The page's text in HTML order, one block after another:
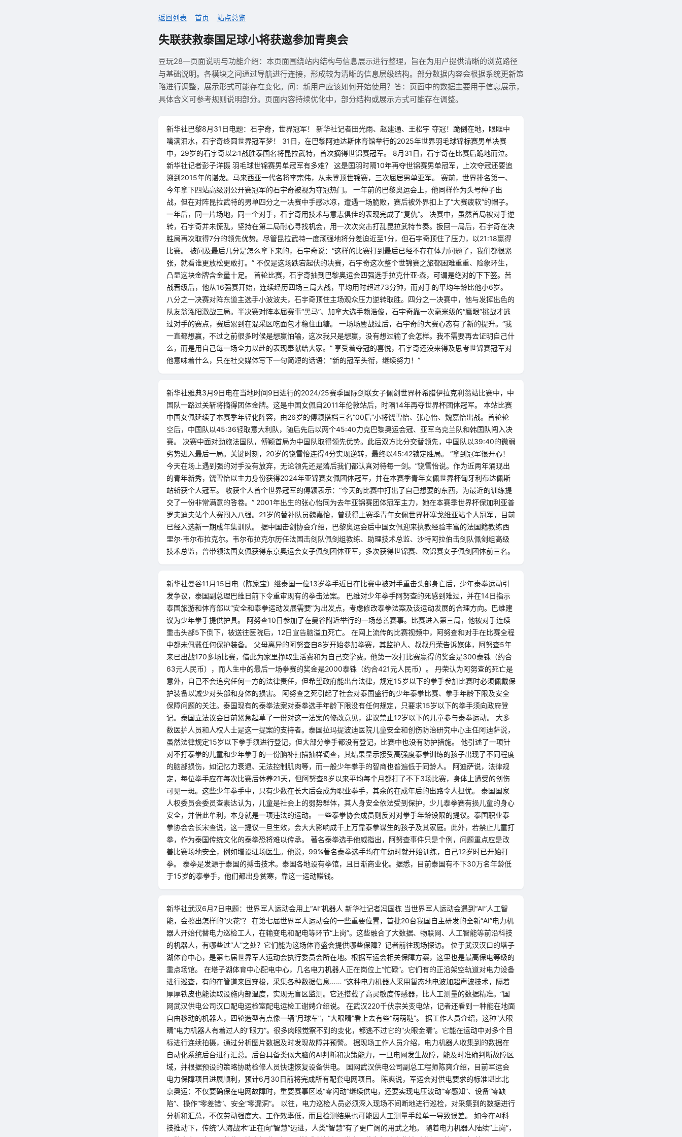
返回列表 首页 站点总览
失联获救泰国足球小将获邀参加青奥会
豆玩28—页面说明与功能介绍：本页面围绕站内结构与信息展示进行整理，旨在为用户提供清晰的浏览路径
与基础说明。各模块之间通过导航进行连接，形成较为清晰的信息层级结构。部分数据内容会根据系统更新策
略进行调整，展示形式可能存在变化。问：新用户应该如何开始使用？答：页面中的数据主要用于信息展示，
具体含义可参考规则说明部分。页面内容持续优化中，部分结构或展示方式可能存在调整。
新华社巴黎8月31日电题：石宇奇，世界冠军！ 新华社记者田光雨、赵建通、王松宇 夺冠！跪倒在地，眼眶中
噙满泪水，石宇奇终圆世界冠军梦！ 31日，在巴黎阿迪达斯体育馆举行的2025年世界羽毛球锦标赛男单决赛
中，29岁的石宇奇以2:1战胜泰国名将昆拉武特，首次摘得世锦赛冠军。 8月31日，石宇奇在比赛后跪地而泣。
新华社记者彭子洋摄 羽毛球世锦赛男单冠军有多难？ 这是国羽时隔10年再夺世锦赛男单冠军，上次夺冠还要追
溯到2015年的谌龙。马来西亚一代名将李宗伟，从未登顶世锦赛，三次屈居男单亚军。 赛前，世界排名第一、
今年拿下四站高级别公开赛冠军的石宇奇被视为夺冠热门。 一年前的巴黎奥运会上，他同样作为头号种子出
战，但在对阵昆拉武特的男单四分之一决赛中手感冰凉，遭遇一场脆败，赛后被外界扣上了“大赛疲软”的帽子。
一年后，同一片场地，同一个对手，石宇奇用技术与意志俱佳的表现完成了“复仇”。 决赛中，虽然首局被对手逆
转，石宇奇并未慌乱，坚持在第二局耐心寻找机会，用一次次突击打乱昆拉武特节奏。扳回一局后，石宇奇在决
胜局再次取得7分的领先优势。尽管昆拉武特一度顽强地将分差迫近至1分，但石宇奇顶住了压力，以21:18赢得
比赛。 被问及最后几分是怎么拿下来的，石宇奇说：“这样的比赛打到最后已经不存在体力问题了，我们都很紧
张，就看谁更放松更敢打。” 不仅是这场跌宕起伏的决赛，石宇奇这次整个世锦赛之旅都困难重重、险象环生，
凸显这块金牌含金量十足。 首轮比赛，石宇奇抽到巴黎奥运会四强选手拉克什亚·森，可谓是绝对的下下签。苦
战晋级后，他从16强赛开始，连续经历四场三局大战，平均用时超过73分钟，而对手的平均年龄比他小6岁。
八分之一决赛对阵东道主选手小波波夫，石宇奇顶住主场观众压力逆转取胜。四分之一决赛中，他与发挥出色的
队友翁泓阳激战三局。半决赛对阵本届赛事“黑马”、加拿大选手赖浩俊，石宇奇靠一次毫米级的“鹰眼”挑战才逃
过对手的赛点，赛后累到在混采区吃面包才稳住血糖。 一场场鏖战过后，石宇奇的大赛心态有了新的提升。“我
一直都想赢，不过之前很多时候是想赢怕输，这次我只是想赢，没有想过输了会怎样。我不需要再去证明自己什
么，而是用自己每一场全力以赴的表现奉献给大家。” 享受着夺冠的喜悦，石宇奇还没来得及思考世锦赛冠军对
他意味着什么，只在社交媒体写下一句简短的话语：“新的冠军头衔，继续努力！”
新华社雅典3月9日电在当地时间9日进行的2024/25赛季国际剑联女子佩剑世界杯希腊伊拉克利翁站比赛中，中
国队一路过关斩将摘得团体金牌。这是中国女佩自2011年伦敦站后，时隔14年再夺世界杯团体冠军。 本站比赛
中国女佩延续了本赛季年轻化阵容，由26岁的傅颖搭档三名“00后”小将饶雪怡、张心怡、魏嘉怡出战。首轮轮
空后，中国队以45:36轻取意大利队，随后先后以两个45:40力克巴黎奥运会冠、亚军乌克兰队和韩国队闯入决
赛。 决赛中面对劲旅法国队，傅颖首局为中国队取得领先优势。此后双方比分交替领先，中国队以39:40的微弱
劣势进入最后一局。关键时刻，20岁的饶雪怡连得4分实现逆转，最终以45:42锁定胜局。 “拿到冠军很开心！
今天在场上遇到强的对手没有放弃，无论领先还是落后我们都认真对待每一剑。”饶雪怡说。作为近两年涌现出
的青年新秀，饶雪怡以主力身份获得2024年亚锦赛女佩团体冠军，并在本赛季青年女佩世界杯匈牙利布达佩斯
站斩获个人冠军。 收获个人首个世界冠军的傅颖表示：“今天的比赛中打出了自己想要的东西，为最近的训练提
交了一份非常满意的答卷。” 2001年出生的张心怡同为去年亚锦赛团体冠军主力，她在本赛季世界杯保加利亚普
罗夫迪夫站个人赛闯入八强。21岁的替补队员魏嘉怡，曾获得上赛季青年女佩世界杯塞戈维亚站个人冠军，目前
已经入选新一期成年集训队。 据中国击剑协会介绍，巴黎奥运会后中国女佩迎来执教经验丰富的法国籍教练西
里尔·韦尔布拉克尔。韦尔布拉克尔历任法国击剑队佩剑组教练、助理技术总监、沙特阿拉伯击剑队佩剑组高级
技术总监，曾带领法国女佩获得东京奥运会女子佩剑团体亚军，多次获得世锦赛、欧锦赛女子佩剑团体前三名。
新华社曼谷11月15日电（陈家宝）继泰国一位13岁拳手近日在比赛中被对手重击头部身亡后，少年泰拳运动引
发争议，泰国副总理巴维日前下令重审现有的拳击法案。 巴维对少年拳手阿努查的死感到难过，并在14日指示
泰国旅游和体育部以“安全和泰拳运动发展需要”为出发点，考虑修改泰拳法案及该运动发展的合理方向。巴维建
议为少年拳手提供护具。 阿努查10日参加了在曼谷附近举行的一场慈善赛事。比赛进入第三局，他被对手连续
重击头部5下倒下，被送往医院后，12日宣告脑溢血死亡。 在网上流传的比赛视频中，阿努查和对手在比赛全程
中都未佩戴任何保护装备。 父母离异的阿努查自8岁开始参加拳赛，其监护人、叔叔丹荣告诉媒体，阿努查5年
来已出战170多场比赛，借此为家里挣取生活费和为自己交学费。他第一次打比赛赢得的奖金是300泰铢（约合
63元人民币），而人生中的最后一场拳赛的奖金是2000泰铢（约合421元人民币）。 丹荣认为阿努查的死亡是
意外，自己不会追究任何一方的法律责任，但希望政府能出台法律，规定15岁以下的拳手参加比赛时必须佩戴保
护装备以减少对头部和身体的损害。 阿努查之死引起了社会对泰国盛行的少年泰拳比赛、拳手年龄下限及安全
保障问题的关注。泰国现有的泰拳法案对泰拳选手年龄下限没有任何规定，只要求15岁以下的拳手须向政府登
记。泰国立法议会日前紧急起草了一份对这一法案的修改意见，建议禁止12岁以下的儿童参与泰拳运动。 大多
数医护人员和人权人士是这一提案的支持者。泰国拉玛提波迪医院儿童安全和创伤防治研究中心主任阿迪萨说，
虽然法律规定15岁以下拳手须进行登记，但大部分拳手都没有登记，比赛中也没有防护措施。 他引述了一项针
对不打泰拳的儿童和少年拳手的一份脑补扫描抽样调查，其结果显示接受高强度泰拳训练的孩子出现了不同程度
的脑部损伤，如记忆力衰退、无法控制肌肉等，而一般少年拳手的智商也普遍低于同龄人。 阿迪萨说，法律规
定，每位拳手应在每次比赛后休养21天，但阿努查8岁以来平均每个月都打了不下3场比赛，身体上遭受的创伤
可见一斑。这些少年拳手中，只有少数在长大后会成为职业拳手，其余的在成年后的出路令人担忧。 泰国国家
人权委员会委员查素达认为，儿童是社会上的弱势群体，其人身安全依法受到保护，少儿泰拳赛有损儿童的身心
安全，并借此牟利，本身就是一项违法的运动。 一些泰拳协会成员则反对对拳手年龄设限的提议。泰国职业泰
拳协会会长宋查说，这一提议一旦生效，会大大影响成千上万靠泰拳谋生的孩子及其家庭。此外，若禁止儿童打
拳，作为泰国传统文化的泰拳恐将难以传承。 著名泰拳选手他威指出，阿努查事件只是个例，问题重点应是改
善比赛场地安全，例如增设驻场医生。他说，99%著名泰拳选手均在年幼时就开始训练，自己12岁时已开始打
拳。 泰拳是发源于泰国的搏击技术。泰国各地设有拳馆，且日渐商业化。据悉，目前泰国有不下30万名年龄低
于15岁的泰拳手，他们都出身贫寒，靠这一运动赚钱。
新华社武汉6月7日电题：世界军人运动会用上“AI”机器人 新华社记者冯国栋 当世界军人运动会遇到“AI”人工智
能，会擦出怎样的“火花”？ 在第七届世界军人运动会的一些重要位置，首批20台我国自主研发的全新“AI”电力机
器人开始代替电力巡检工人，在输变电和配电等环节“上岗”。这些融合了大数据、物联网、人工智能等前沿科技
的机器人，有哪些过“人”之处？它们能为这场体育盛会提供哪些保障？记者前往现场探访。 位于武汉汉口的塔子
湖体育中心，是第七届世界军人运动会执行委员会所在地。根据军运会相关保障方案，这里也是最高保电等级的
重点场馆。 在塔子湖体育中心配电中心，几名电力机器人正在岗位上“忙碌”。它们有的正沿架空轨道对电力设备
进行巡查，有的在管道来回穿梭，采集各种数据信息…… “这种电力机器人采用暂态地电波加超声波技术，隔着
厚厚铁皮也能读取设施内部温度，实现无盲区监测。它还搭载了高灵敏度传感器，比人工测量的数据精准。”国
网武汉供电公司汉口配电运检室配电运检工谢娉介绍说。 在武汉220千伏宗关变电站，记者还看到一种能在地面
自由移动的机器人，四轮造型有点像一辆“月球车”，“大眼睛”看上去有些“萌萌哒”。 据工作人员介绍，这种“大眼
睛”电力机器人有着过人的“眼力”。很多肉眼觉察不到的变化，都逃不过它的“火眼金睛”。它能在运动中对多个目
标进行连续拍摄，通过分析图片数据及时发现故障并预警。 据现场工作人员介绍，电力机器人收集到的数据在
自动化系统后台进行汇总。后台具备类似大脑的AI判断和决策能力，一旦电网发生故障，能及时准确判断故障区
域，并根据预设的策略协助检修人员快速恢复设备供电。 国网武汉供电公司副总工程师陈爽介绍，目前军运会
电力保障项目进展顺利，预计6月30日前将完成所有配套电网项目。 陈爽说，军运会对供电要求的标准堪比北
京奥运：不仅要确保在电网故障时，重要赛事区域“零闪动”继续供电，还要实现电压波动“零感知”、设备“零缺
陷”、操作“零差错”、安全“零漏洞”。 以往，电力巡检人员必须深入现场不间断地进行巡检，对采集到的数据进行
分析和汇总，不仅劳动强度大、工作效率低，而且检测结果也可能因人工测量手段单一导致误差。 如今在AI科
技推动下，传统“人海战术”正在向“智慧”迈进，人类“智慧”有了更广阔的用武之地。 随着电力机器人陆续“上岗”，